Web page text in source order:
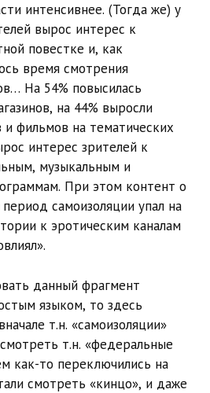
интенсивнее. (Тогда же) у
вырос интерес к
повестке и, как
время смотрения
На 54% повысилась
на 44% выросли
фильмов на тематических
интерес зрителей к
музыкальным и
При этом контент о
самоизоляции упал на
к эротическим каналам
данный фрагмент
языком, то здесь
т.н. «самоизоляции»
т.н. «федеральные
как-то переключились на
смотреть «кинцо», и даже